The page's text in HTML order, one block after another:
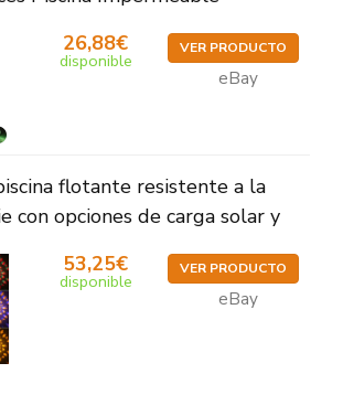
26,88€
disponible
VER PRODUCTO
eBay
flotante resistente a la
con opciones de carga solar y
53,25€
disponible
VER PRODUCTO
eBay